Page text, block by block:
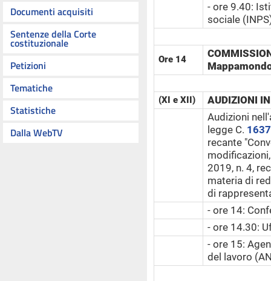
Documenti acquisiti
Sentenze della Corte
costituzionale
Petizioni
Tematiche
Statistiche
Dalla WebTV
- ore 9.40:
sociale
Ore 14
(XI e XII)
AUDIZIONI
Audizioni
legge C. 1637
recante
2019, n. 4,
materia di
di
- ore 14:
- ore 14.30:
- ore 15:
del lavoro